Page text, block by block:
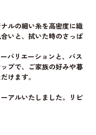
ルの細い糸を高密度に織
いと、拭いた時のさっぱ
バリエーションと、バス
プで、ご家族の好みや暮
けます。
アルいたしました。リピ